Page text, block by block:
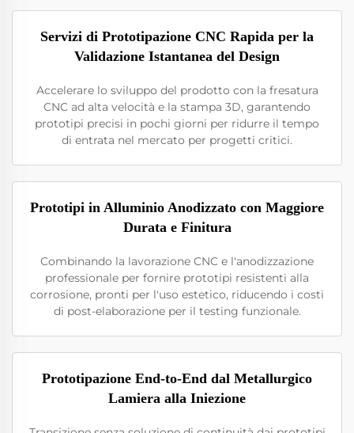
Servizi di Prototipazione CNC Rapida per la
Validazione Istantanea del Design
Accelerare lo sviluppo del prodotto con la fresatura
CNC ad alta velocità e la stampa 3D, garantendo
prototipi precisi in pochi giorni per ridurre il tempo
di entrata nel mercato per progetti critici.
Prototipi in Alluminio Anodizzato con Maggiore
Durata e Finitura
Combinando la lavorazione CNC e l'anodizzazione
professionale per fornire prototipi resistenti alla
corrosione, pronti per l'uso estetico, riducendo i costi
di post-elaborazione per il testing funzionale.
Prototipazione End-to-End dal Metallurgico
Lamiera alla Iniezione